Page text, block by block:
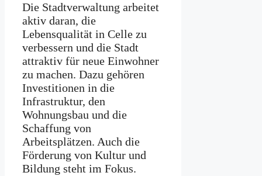
Die Stadtverwaltung arbeitet
aktiv daran, die
Lebensqualität in Celle zu
verbessern und die Stadt
attraktiv für neue Einwohner
zu machen. Dazu gehören
Investitionen in die
Infrastruktur, den
Wohnungsbau und die
Schaffung von
Arbeitsplätzen. Auch die
Förderung von Kultur und
Bildung steht im Fokus.